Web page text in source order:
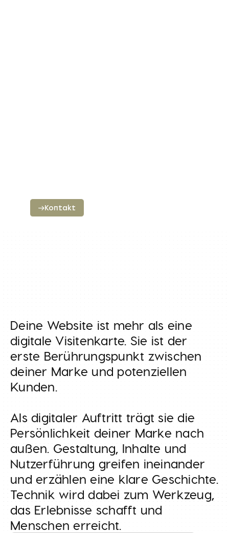
Kontakt
Klar. Kreativ. Markentreu.
Deine Website ist mehr als eine
digitale Visitenkarte. Sie ist der
erste Berührungspunkt zwischen
deiner Marke und potenziellen
Kunden.
Als digitaler Auftritt trägt sie die
Persönlichkeit deiner Marke nach
außen. Gestaltung, Inhalte und
Nutzerführung greifen ineinander
und erzählen eine klare Geschichte.
Technik wird dabei zum Werkzeug,
das Erlebnisse schafft und
Menschen erreicht.